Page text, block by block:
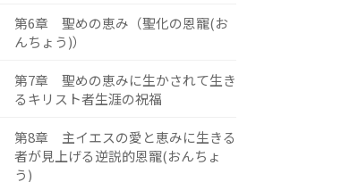
第6章 聖めの恵み（聖化の恩寵(お
んちょう)）
第7章 聖めの恵みに生かされて生き
るキリスト者生涯の祝福
第8章 主イエスの愛と恵みに生きる
者が見上げる逆説的恩寵(おんちょ
う)